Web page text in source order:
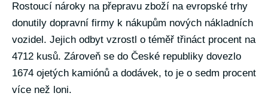
Rostoucí nároky na přepravu zboží na evropské trhy
donutily dopravní firmy k nákupům nových nákladních
vozidel. Jejich odbyt vzrostl o téměř třináct procent na
4712 kusů. Zároveň se do České republiky dovezlo
1674 ojetých kamiónů a dodávek, to je o sedm procent
více než loni.